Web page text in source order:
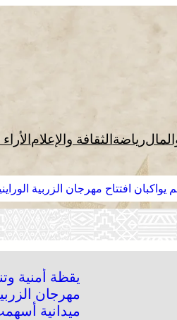
رياضة الثقافة والإعلام
افتتاح مهرجان الزربية
يقظة أمنية
مهرجان
ميدانية